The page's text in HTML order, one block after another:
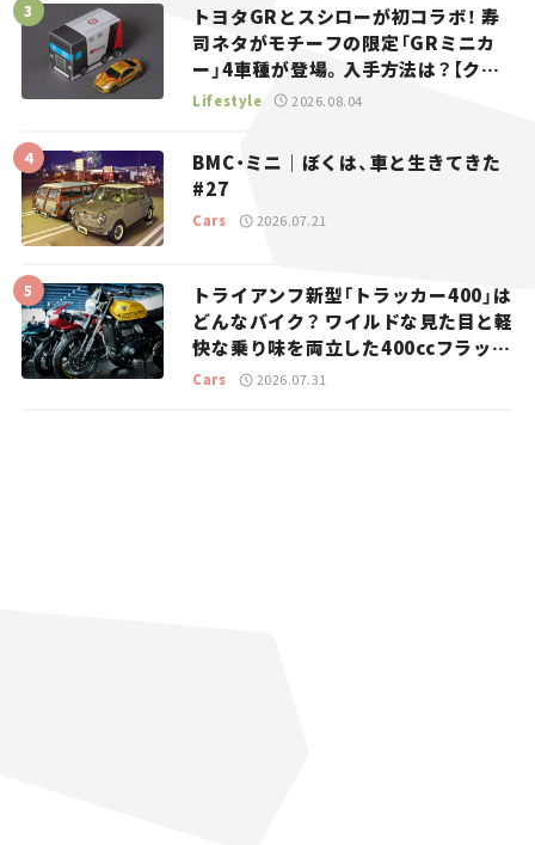
トヨタGRとスシローが初コラボ！ 寿
司ネタがモチーフの限定「GRミニカ
ー」4車種が登場。入手方法は？【クル
マとホビー】
Lifestyle 2026.08.04
BMC・ミニ｜ぼくは、車と生きてきた
#27
Cars 2026.07.21
トライアンフ新型「トラッカー400」は
どんなバイク？ ワイルドな見た目と軽
快な乗り味を両立した400ccフラット
トラッカー【試乗レビュー】
Cars 2026.07.31